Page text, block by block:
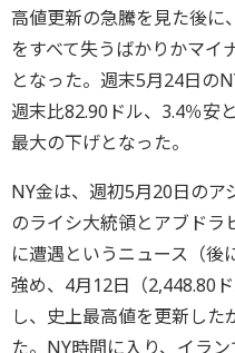
高値更新の急騰を見た後に
をすべて失うばかりかマイ
となった。週末5月24日の
週末比82.90ドル、3.4％安
最大の下げとなった。
NY金は、週初5月20日のア
のライシ大統領とアブドラ
に遭遇というニュース（後
強め、4月12日（2,448.80
し、史上最高値を更新した
た。NY時間に入り、イラ